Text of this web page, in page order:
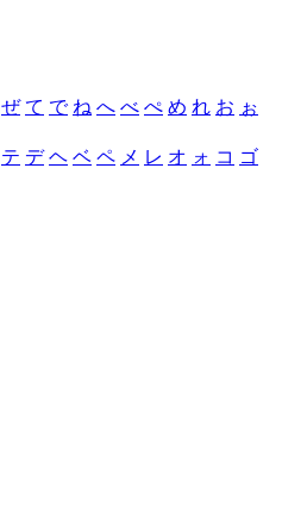
ぜ て で ね へ べ ぺ め れ お ぉ
テ デ ヘ ベ ペ メ レ オ ォ コ ゴ